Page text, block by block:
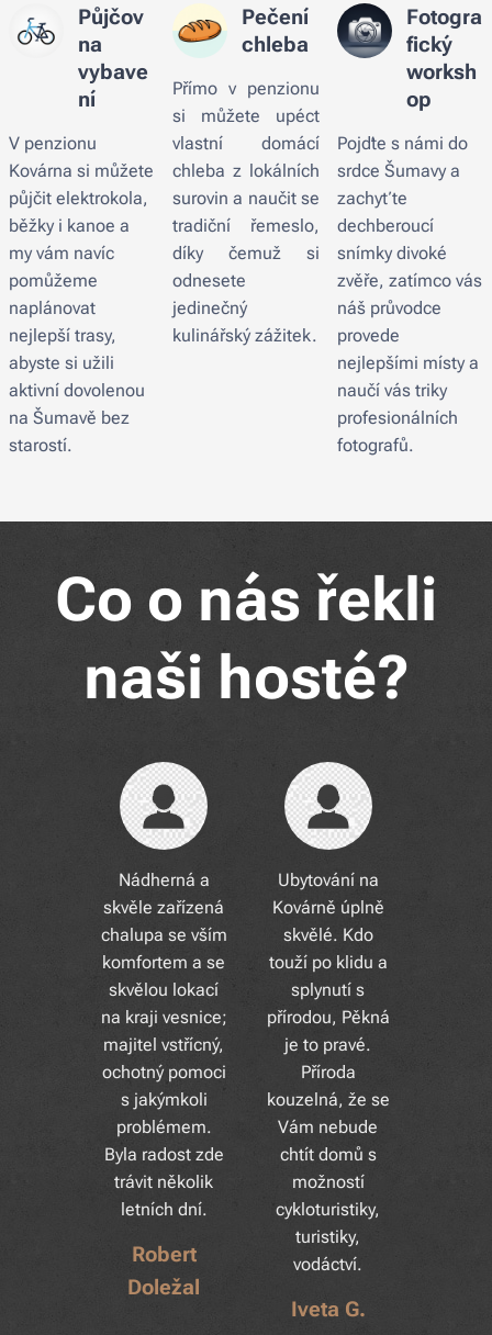
Půjčov
na
vybave
ní
V penzionu
Kovárna si můžete
půjčit elektrokola,
běžky i kanoe a
my vám navíc
pomůžeme
naplánovat
nejlepší trasy,
abyste si užili
aktivní dovolenou
na Šumavě bez
starostí.
Pečení
chleba
Přímo v penzionu
si můžete upéct
vlastní domácí
chleba z lokálních
surovin a naučit se
tradiční řemeslo,
díky čemuž si
odnesete
jedinečný
kulinářský zážitek.
Fotogra
fický
worksh
op
Pojďte s námi do
srdce Šumavy a
zachyťte
dechberoucí
snímky divoké
zvěře, zatímco vás
náš průvodce
provede
nejlepšími místy a
naučí vás triky
profesionálních
fotografů.
Co o nás řekli
naši hosté?
Nádherná a
skvěle zařízená
chalupa se vším
komfortem a se
skvělou lokací
na kraji vesnice;
majitel vstřícný,
ochotný pomoci
s jakýmkoli
problémem.
Byla radost zde
trávit několik
letních dní.
Robert
Doležal
Ubytování na
Kovárně úplně
skvělé. Kdo
touží po klidu a
splynutí s
přírodou, Pěkná
je to pravé.
Příroda
kouzelná, že se
Vám nebude
chtít domů s
možností
cykloturistiky,
turistiky,
vodáctví.
Iveta G.